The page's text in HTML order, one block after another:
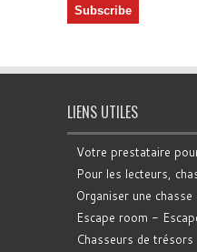
LIENS UTILES
Votre prestataire
Pour les lecteurs,
Organiser une
Escape room -
Chasseurs de trésors